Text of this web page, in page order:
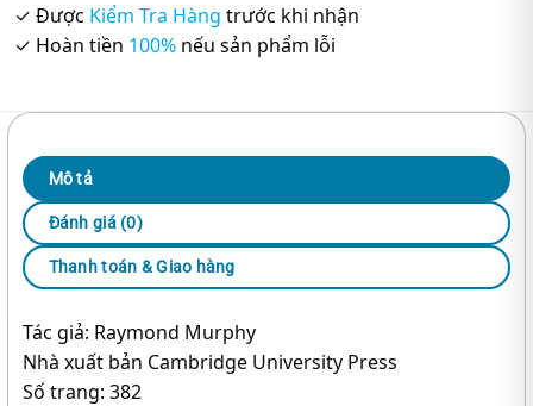
✓ Được Kiểm Tra Hàng trước khi nhận
✓ Hoàn tiền 100% nếu sản phẩm lỗi
Mô tả
Đánh giá (0)
Thanh toán & Giao hàng
Tác giả: Raymond Murphy
Nhà xuất bản Cambridge University Press
Số trang: 382